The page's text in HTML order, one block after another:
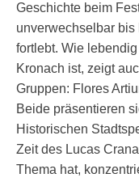
Geschichte beim
unverwechselbar
fortlebt. Wie
Kronach ist, zeigt
Gruppen: Flores
Beide präsentieren
Historischen
Zeit des Lucas
Thema hat,